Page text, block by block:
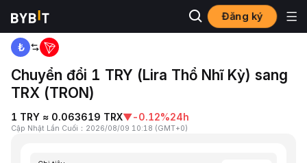
Đăng ký
Trang chủ
Chuyển đổi 1 TRY (Lira Thổ Nhĩ Kỳ) sang
TRX (TRON)
1 TRY ≈ 0.063619 TRX▼-0.12%24h
Cập Nhật Lần Cuối ： 2026/08/09 10:18 (GMT+0)